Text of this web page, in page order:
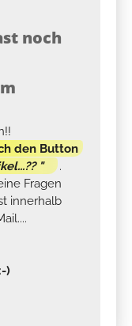
noch
den Button
"
.
Fragen
innerhalb
)